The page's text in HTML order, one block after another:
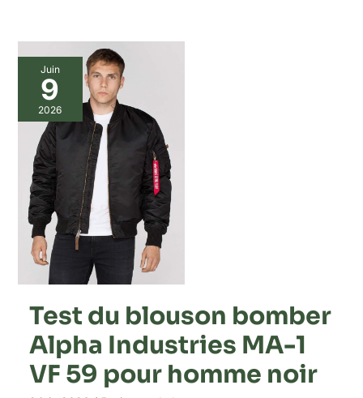
Juin
9
2026
Test du blouson bomber
Alpha Industries MA-1
VF 59 pour homme noir